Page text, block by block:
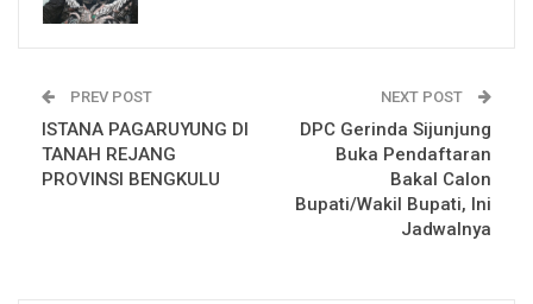
PREV POST
ISTANA PAGARUYUNG DI
TANAH REJANG
PROVINSI BENGKULU
NEXT POST
DPC Gerinda Sijunjung
Buka Pendaftaran
Bakal Calon
Bupati/Wakil Bupati, Ini
Jadwalnya